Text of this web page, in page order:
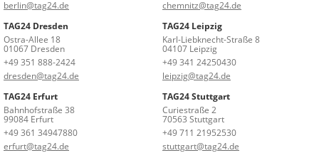
berlin@tag24.de
chemnitz@tag24.de
TAG24 Dresden
Ostra-Allee 18
01067 Dresden
+49 351 888-2424
dresden@tag24.de
TAG24 Leipzig
Karl-Liebknecht-Straße 8
04107 Leipzig
+49 341 24250430
leipzig@tag24.de
TAG24 Erfurt
Bahnhofstraße 38
99084 Erfurt
+49 361 34947880
erfurt@tag24.de
TAG24 Stuttgart
Curiestraße 2
70563 Stuttgart
+49 711 21952530
stuttgart@tag24.de